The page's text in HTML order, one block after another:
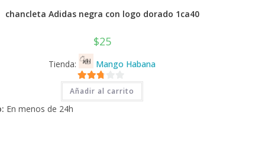
chancleta Adidas negra con logo dorado 1ca40
$25
Tienda: Mango Habana
2.71
de 5
Añadir al carrito
En menos de 24h